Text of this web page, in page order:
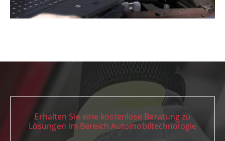
Erhalten Sie eine kostenlose Beratung zu
Lösungen im Bereich Automobiltechnologie